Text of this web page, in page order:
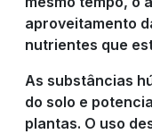
aproveitamento
nutrientes que
As substâncias
do solo e
plantas. O uso